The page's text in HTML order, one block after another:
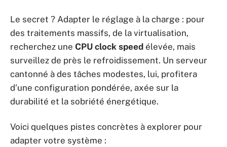
Le secret ? Adapter le réglage à la charge : pour
des traitements massifs, de la virtualisation,
recherchez une CPU clock speed élevée, mais
surveillez de près le refroidissement. Un serveur
cantonné à des tâches modestes, lui, profitera
d’une configuration pondérée, axée sur la
durabilité et la sobriété énergétique.
Voici quelques pistes concrètes à explorer pour
adapter votre système :